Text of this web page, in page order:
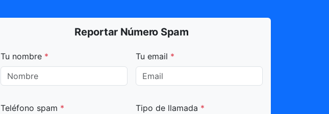
Reportar Número Spam
Tu nombre * Tu email *
Teléfono spam * Tipo de llamada *